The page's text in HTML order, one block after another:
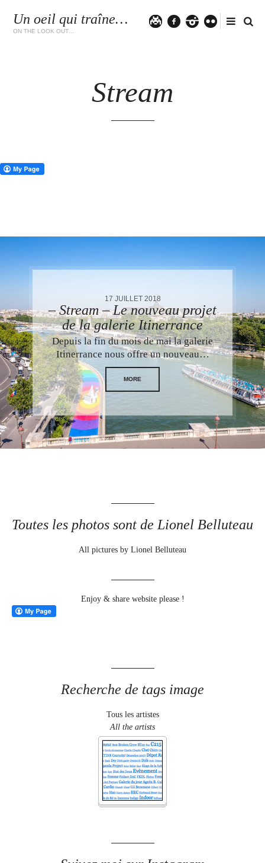
Un oeil qui traîne…
ON THE LOOK OUT…
Stream
17 JUILLET 2018
– Stream – Le nouveau projet
de la galerie Itinerrance
Depuis la fin du mois de mai la galerie
Itinerrance nous offre un nouveau…
MORE
Toutes les photos sont de Lionel Belluteau
All pictures by Lionel Belluteau
Enjoy & share website please !
Recherche de tags image
Tous les artistes
All the artists